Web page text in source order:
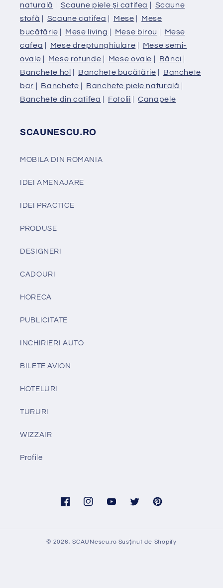
naturală | Scaune piele și catifea | Scaune
stofă | Scaune catifea | Mese | Mese
bucătărie | Mese living | Mese birou | Mese
cafea | Mese dreptunghiulare | Mese semi-
ovale | Mese rotunde | Mese ovale | Bănci |
Banchete hol | Banchete bucătărie | Banchete
bar | Banchete | Banchete piele naturală |
Banchete din catifea | Fotolii |Canapele
SCAUNESCU.RO
MOBILA DIN ROMANIA
IDEI AMENAJARE
IDEI PRACTICE
PRODUSE
DESIGNERI
CADOURI
HORECA
PUBLICITATE
INCHIRIERI AUTO
BILETE AVION
HOTELURI
TURURI
WIZZAIR
Profile
FacebookInstagramYouTubeTwitter Pinterest
© 2026,SCAUNescu.ro Susținut de Shopify